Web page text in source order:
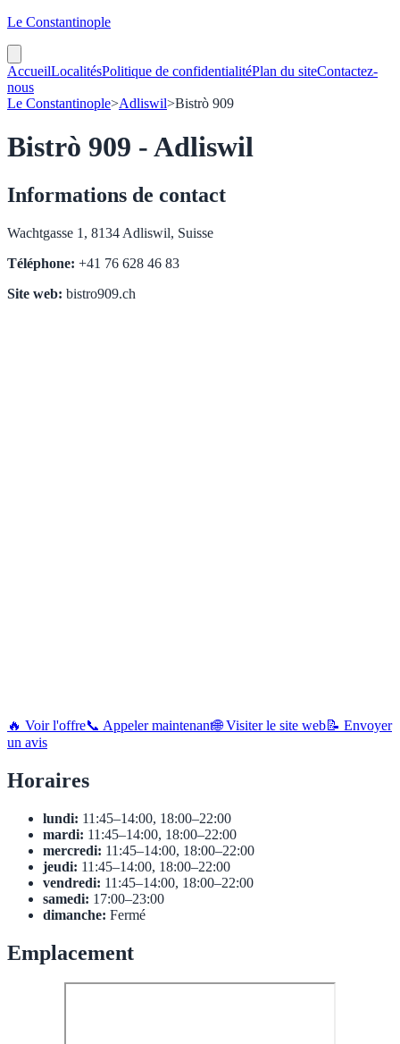
Le Constantinople
AccueilLocalitésPolitique de confidentialitéPlan du siteContactez-
nous
Le Constantinople>Adliswil>Bistrò 909
Bistrò 909 - Adliswil
Informations de contact
Wachtgasse 1, 8134 Adliswil, Suisse
Téléphone: +41 76 628 46 83
Site web: bistro909.ch
🔥 Voir l'offre📞 Appeler maintenant🌐 Visiter le site web📝 Envoyer
un avis
Horaires
lundi: 11:45–14:00, 18:00–22:00
mardi: 11:45–14:00, 18:00–22:00
mercredi: 11:45–14:00, 18:00–22:00
jeudi: 11:45–14:00, 18:00–22:00
vendredi: 11:45–14:00, 18:00–22:00
samedi: 17:00–23:00
dimanche: Fermé
Emplacement